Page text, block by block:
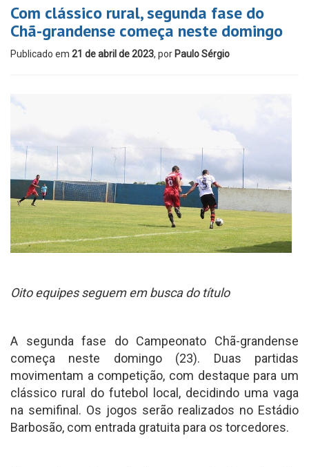
Com clássico rural, segunda fase do
Chã-grandense começa neste domingo
Publicado em 21 de abril de 2023, por Paulo Sérgio
Oito equipes seguem em busca do título
A segunda fase do Campeonato Chã-grandense
começa neste domingo (23). Duas partidas
movimentam a competição, com destaque para um
clássico rural do futebol local, decidindo uma vaga
na semifinal. Os jogos serão realizados no Estádio
Barbosão, com entrada gratuita para os torcedores.